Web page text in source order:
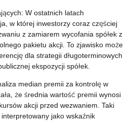
W ostatnich latach
w której inwestorzy coraz częściej
z zamiarem wycofania spółek z
pakietu akcji. To zjawisko może
dla strategii długoterminowych
ekspozycji spółek.
median premii za kontrolę w
że średnia wartość premii wynosi
akcji przed wezwaniem. Taki
jako wskaźnik